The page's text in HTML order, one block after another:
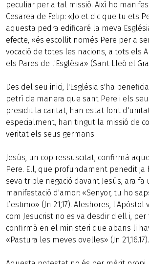
peculiar per a tal missió. Així ho
Cesarea de Felip: «Jo et dic que tu ets
aquesta pedra edificaré la meva
efecte, «és escollit només Pere per a
vocació de totes les nacions, a tots els
els Pares de l'Església» (Sant Lleó el
Des del seu inici, l'Església s'ha
petrí de manera que sant Pere i els
presidit la caritat, han estat font
especialment, han tingut la missió de
veritat els seus germans.
Jesús, un cop ressuscitat, confirmà
Pere. Ell, que profundament penedit ja
seva triple negació davant Jesús, ara fa
manifestació d'amor: «Senyor, tu ho
t’estimo» (Jn 21,17). Aleshores,
com Jesucrist no es va desdir d'ell i,
confirmà en el ministeri que abans li
«Pastura les meves ovelles» (Jn 21,16.17).